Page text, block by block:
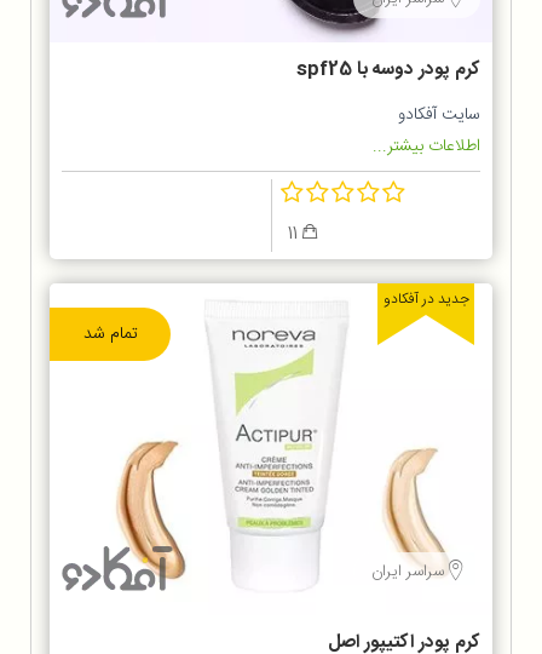
کرم پودر دوسه با spf25
سایت آفکادو
اطلاعات بیشتر...
تمام شد
جدید در آفکادو
سراسر ایران
کرم پودر اکتیپور اصل